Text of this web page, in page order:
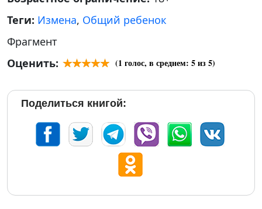
Теги: Измена, Общий ребенок
Фрагмент
Оценить:
(1 голос, в среднем: 5из 5)
Поделиться книгой: